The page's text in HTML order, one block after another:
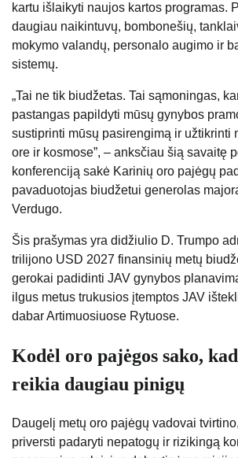
kartu išlaikyti naujos kartos programas.
daugiau naikintuvų, bombonešių,
mokymo valandų, personalo augimo ir
sistemų.
„Tai ne tik biudžetas. Tai sąmoningas,
pastangas papildyti mūsų gynybos
sustiprinti mūsų pasirengimą ir užtikrinti
ore ir kosmose”, – anksčiau šią savaitę
konferenciją sakė Karinių oro pajėgų
pavaduotojas biudžetui generolas
Verdugo.
Šis prašymas yra didžiulio D. Trumpo
trilijono USD 2027 finansinių metų
gerokai padidinti JAV gynybos
ilgus metus trukusios įtemptos JAV
dabar Artimuosiuose Rytuose.
Kodėl oro pajėgos sako,
reikia daugiau pinigų
Daugelį metų oro pajėgų vadovai
priversti padaryti nepatogų ir rizikingą